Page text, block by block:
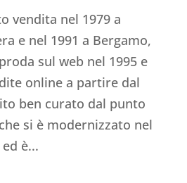
vendita nel 1979 a
e nel 1991 a Bergamo,
sul web nel 1995 e
online a partire dal
ben curato dal punto
si è modernizzato nel
è...